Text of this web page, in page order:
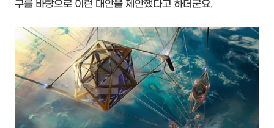
구를 바탕으로 이런 대안을 제안했다고 하더군요.